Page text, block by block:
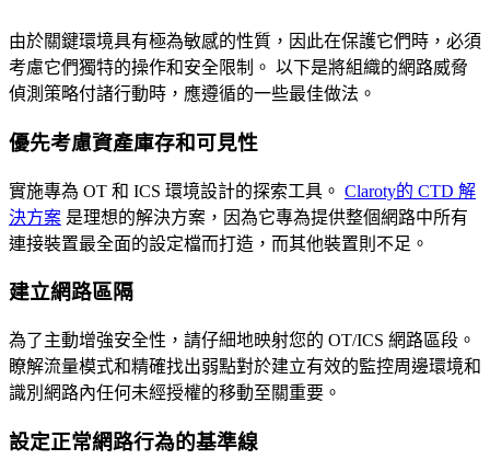
由於關鍵環境具有極為敏感的性質，因此在保護它們時，必須
考慮它們獨特的操作和安全限制。 以下是將組織的網路威脅
偵測策略付諸行動時，應遵循的一些最佳做法。
優先考慮資產庫存和可見性
實施專為 OT 和 ICS 環境設計的探索工具。 Claroty的 CTD 解
決方案 是理想的解決方案，因為它專為提供整個網路中所有
連接裝置最全面的設定檔而打造，而其他裝置則不足。
建立網路區隔
為了主動增強安全性，請仔細地映射您的 OT/ICS 網路區段。
瞭解流量模式和精確找出弱點對於建立有效的監控周邊環境和
識別網路內任何未經授權的移動至關重要。
設定正常網路行為的基準線